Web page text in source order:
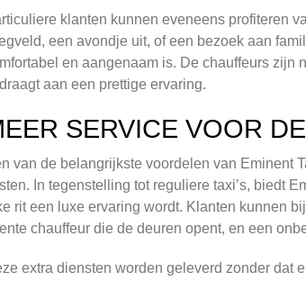
klanten kunnen eveneens profiteren
een avondje uit, of een bezoek aan
en aangenaam is. De chauffeurs
aan een prettige ervaring.
SERVICE VOOR
van de belangrijkste voordelen van Eminent
In tegenstelling tot reguliere taxi’s, biedt
rit een luxe ervaring wordt. Klanten kunnen
chauffeur die de deuren opent, en een
extra diensten worden geleverd zonder dat